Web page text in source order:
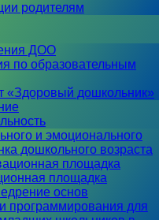
родителям
ДОО
по образовательным
«Здоровый дошкольник»
и эмоционального
дошкольного возраста
площадка
площадка
основ
программирования для